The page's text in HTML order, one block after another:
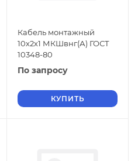
Кабель монтажный
10х2х1 МКШвнг(А) ГОСТ
10348-80
По запросу
КУПИТЬ